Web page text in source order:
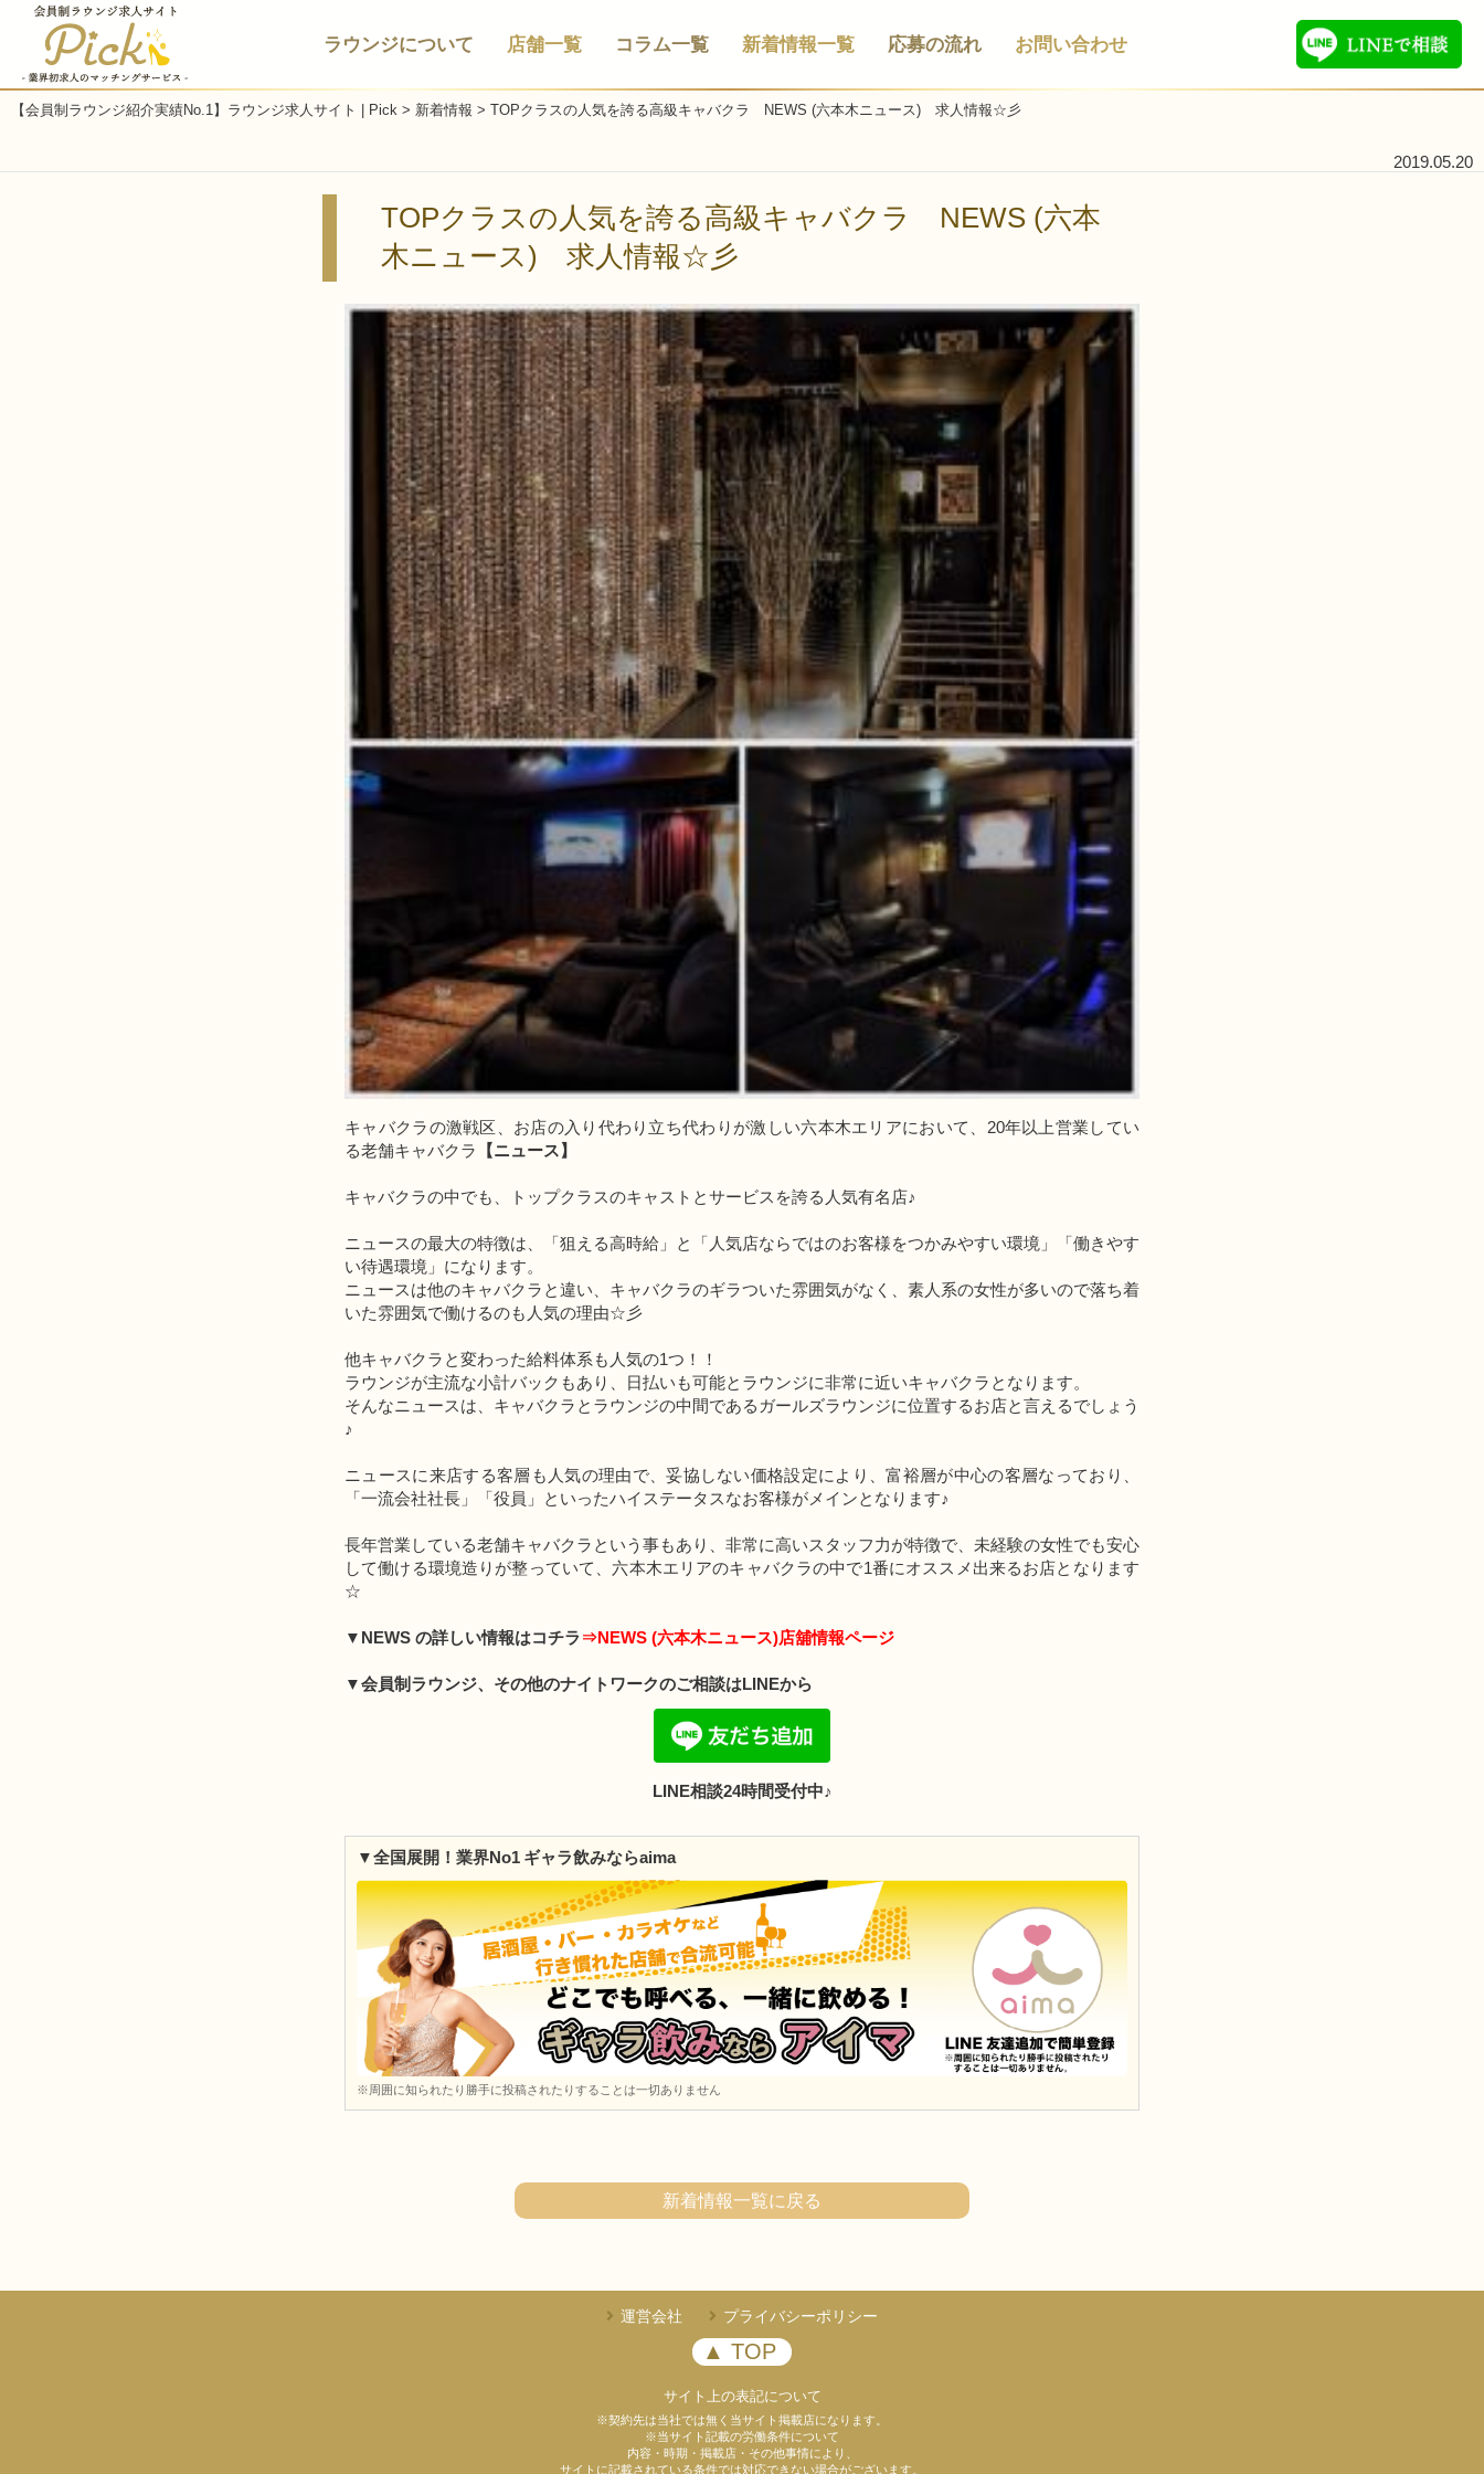
ラウンジについて 店舗一覧 コラム一覧 新着情報一覧 応募の流れ お問い合わせ
【会員制ラウンジ紹介実績No.1】ラウンジ求人サイト | Pick > 新着情報 > TOPクラスの人気を誇る高級キャバクラ NEWS (六本木ニュース) 求人情報☆彡
2019.05.20
TOPクラスの人気を誇る高級キャバクラ NEWS (六本
木ニュース) 求人情報☆彡
キャバクラの激戦区、お店の入り代わり立ち代わりが激しい六本木エリアにおいて、20年以上営業してい
る老舗キャバクラ
【ニュース】
キャバクラの中でも、トップクラスのキャストとサービスを誇る人気有名店♪
ニュースの最大の特徴は、「狙える高時給」と「人気店ならではのお客様をつかみやすい環境」「働きやす
い待遇環境」になります。
ニュースは他のキャバクラと違い、キャバクラのギラついた雰囲気がなく、素人系の女性が多いので落ち着
いた雰囲気で働けるのも人気の理由☆彡
他キャバクラと変わった給料体系も人気の1つ！！
ラウンジが主流な小計バックもあり、日払いも可能とラウンジに非常に近いキャバクラとなります。
そんなニュースは、キャバクラとラウンジの中間であるガールズラウンジに位置するお店と言えるでしょう
♪
ニュースに来店する客層も人気の理由で、妥協しない価格設定により、富裕層が中心の客層なっており、
「一流会社社長」「役員」といったハイステータスなお客様がメインとなります♪
長年営業している老舗キャバクラという事もあり、非常に高いスタッフ力が特徴で、未経験の女性でも安心
して働ける環境造りが整っていて、六本木エリアのキャバクラの中で1番にオススメ出来るお店となります
☆
▼ NEWS の詳しい情報はコチラ ⇒NEWS (六本木ニュース)店舖情報ページ
▼会員制ラウンジ、その他のナイトワークのご相談はLINEから
LINE相談24時間受付中♪
▼全国展開！業界No1 ギャラ飲みならaima
※周囲に知られたり勝手に投稿されたりすることは一切ありません
新着情報一覧に戻る
運営会社 プライバシーポリシー
▲ TOP
サイト上の表記について
※契約先は当社では無く当サイト掲載店になります。
※当サイト記載の労働条件について
内容・時期・掲載店・その他事情により、
サイトに記載されている条件では対応できない場合がございます。